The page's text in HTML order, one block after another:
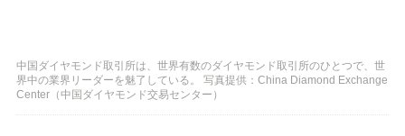
中国ダイヤモンド取引所は、世界有数のダイヤモンド取引所のひとつで、世
界中の業界リーダーを魅了している。 写真提供：China Diamond Exchange
Center（中国ダイヤモンド交易センター）